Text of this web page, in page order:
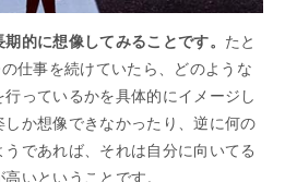
的に想像してみることです。 たと
仕事を続けていたら、どのような
っているかを具体的にイメージし
か想像できなかったり、逆に何の
であれば、それは自分に向いてる
いということです。